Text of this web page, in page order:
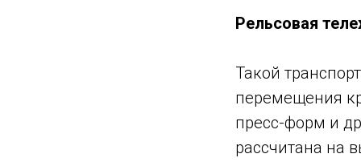
Рельсовая
Такой
перемещения
пресс-форм и
рассчитана на